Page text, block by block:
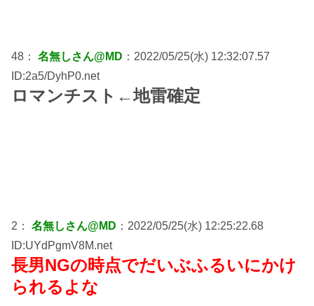
48： 名無しさん@MD ：2022/05/25(水) 12:32:07.57
ID:2a5/DyhP0.net
ロマンチスト←地雷確定
2： 名無しさん@MD ：2022/05/25(水) 12:25:22.68
ID:UYdPgmV8M.net
長男NGの時点でだいぶふるいにかけ
られるよな